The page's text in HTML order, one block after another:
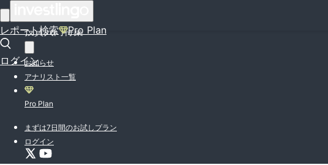
レポート検索 Pro Plan
ログイン
投資入門特集
お知らせ
アナリスト一覧
Pro Plan
まずは7日間のお試しプラン
ログイン